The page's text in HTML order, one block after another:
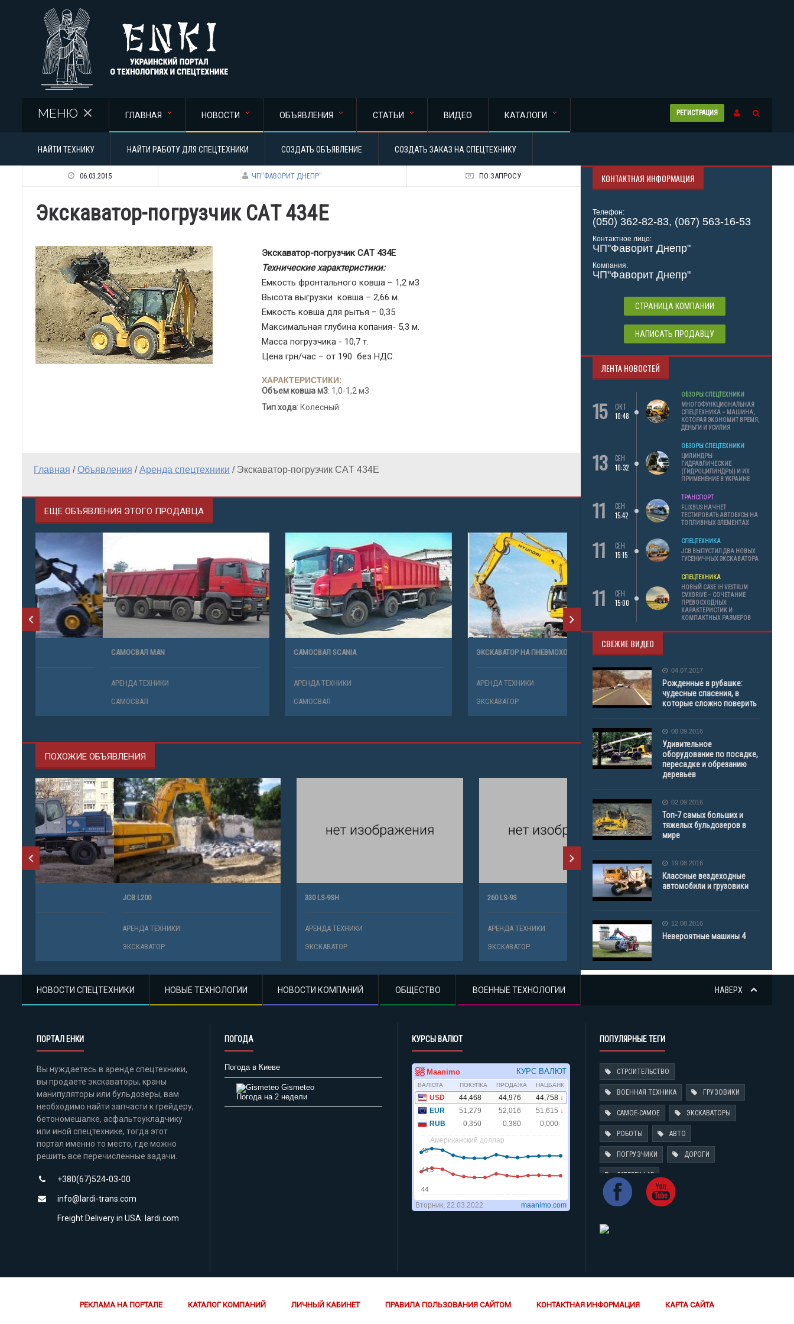
РЕГИСТРАЦИЯ
МЕНЮ ГЛАВНАЯ НОВОСТИ ОБЪЯВЛЕНИЯ СТАТЬИ ВИДЕО КАТАЛОГИ
НАЙТИ ТЕХНИКУ НАЙТИ РАБОТУ ДЛЯ СПЕЦТЕХНИКИ СОЗДАТЬ ОБЪЯВЛЕНИЕ СОЗДАТЬ ЗАКАЗ НА СПЕЦТЕХНИКУ
06.03.2015 ЧП"ФАВОРИТ ДНЕПР" ПО ЗАПРОСУ
Экскаватор-погрузчик САT 434Е
Экскаватор-погрузчик САT 434Е
Технические характеристики:
Емкость фронтального ковша – 1,2 м3
Высота выгрузки ковша – 2,66 м.
Емкость ковша для рытья – 0,35
Максимальная глубина копания- 5,3 м.
Масса погрузчика - 10,7 т.
Цена грн/час – от 190 без НДС.
ХАРАКТЕРИСТИКИ:
Объем ковша м3: 1,0-1,2 м3
Тип хода: Колесный
Главная /Объявления /Аренда спецтехники / Экскаватор-погрузчик САT 434Е
ЕЩЕ ОБЪЯВЛЕНИЯ ЭТОГО ПРОДАВЦА
ЭКСКАВАТОР НА ПНЕВМОХОДУ HYUNDAI - 200
ПОХОЖИЕ ОБЪЯВЛЕНИЯ
КОНТАКТНАЯ ИНФОРМАЦИЯ
Телефон:
(050) 362-82-83, (067) 563-16-53
Контактное лицо:
ЧП"Фаворит Днепр"
Компания:
ЧП"Фаворит Днепр"
СТРАНИЦА КОМПАНИИ
НАПИСАТЬ ПРОДАВЦУ
ЛЕНТА НОВОСТЕЙ
15
ОКТ
10:48
ОБЗОРЫ СПЕЦТЕХНИКИ
МНОГОФУНКЦИОНАЛЬНАЯ
СПЕЦТЕХНИКА – МАШИНА,
КОТОРАЯ ЭКОНОМИТ ВРЕМЯ,
ДЕНЬГИ И УСИЛИЯ
13
СЕН
10:32
ОБЗОРЫ СПЕЦТЕХНИКИ
ЦИЛИНДРЫ
ГИДРАВЛИЧЕСКИЕ
(ГИДРОЦИЛИНДРЫ) И ИХ
ПРИМЕНЕНИЕ В УКРАИНЕ
11
СЕН
15:42
ТРАНСПОРТ
FLIXBUS НАЧНЕТ
ТЕСТИРОВАТЬ АВТОБУСЫ НА
ТОПЛИВНЫХ ЭЛЕМЕНТАХ
11
СЕН
15:15
СПЕЦТЕХНИКА
JCB ВЫПУСТИЛ ДВА НОВЫХ
ГУСЕНИЧНЫХ ЭКСКАВАТОРА
11
СЕН
15:00
СПЕЦТЕХНИКА
НОВЫЙ CASE IH VESTRUM
CVXDRIVE – СОЧЕТАНИЕ
ПРЕВОСХОДНЫХ
ХАРАКТЕРИСТИК И
КОМПАКТНЫХ РАЗМЕРОВ
СВЕЖИЕ ВИДЕО
04.07.2017
Рожденные в рубашке:
чудесные спасения, в
которые сложно поверить
08.09.2016
Удивительное
оборудование по посадке,
пересадке и обрезанию
деревьев
02.09.2016
Топ-7 самых больших и
тяжелых бульдозеров в
мире
19.08.2016
Классные вездеходные
автомобили и грузовики
12.08.2016
Невероятные машины 4
НАВЕРХ
НОВОСТИ СПЕЦТЕХНИКИ НОВЫЕ ТЕХНОЛОГИИ НОВОСТИ КОМПАНИЙ ОБЩЕСТВО ВОЕННЫЕ ТЕХНОЛОГИИ
ПОРТАЛ ЕНКИ
Вы нуждаетесь в аренде спецтехники,
вы продаете экскаваторы, краны
манипуляторы или бульдозеры, вам
необходимо найти запчасти к грейдеру,
бетономешалке, асфальтоукладчику
или иной спецтехнике, тогда этот
портал именно то место, где можно
решить все перечисленные задачи.
+380(67)524-03-00
info@lardi-trans.com
Freight Delivery in USA: lardi.com
ПОГОДА
Погода в Киеве
Gismeteo
Погода на 2 недели
КУРСЫ ВАЛЮТ ПОПУЛЯРНЫЕ ТЕГИ
СТРОИТЕЛЬСТВО
ВОЕННАЯ ТЕХНИКА ГРУЗОВИКИ
САМОЕ-САМОЕ ЭКСКАВАТОРЫ
РОБОТЫ АВТО
ПОГРУЗЧИКИ ДОРОГИ
CATERPILLAR
РЕКЛАМА НА ПОРТАЛЕ КАТАЛОГ КОМПАНИЙ ЛИЧНЫЙ КАБИНЕТ ПРАВИЛА ПОЛЬЗОВАНИЯ САЙТОМ КОНТАКТНАЯ ИНФОРМАЦИЯ КАРТА САЙТА